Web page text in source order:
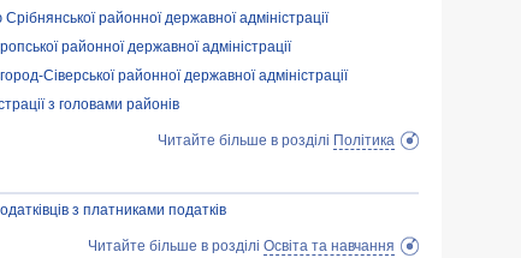
районної державної адміністрації
районної державної адміністрації
Сіверської районної державної адміністрації
з головами районів
Читайте більше в розділі Політика
з платниками податків
Читайте більше в розділі Освіта та навчання